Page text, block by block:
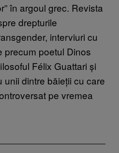
în argoul grec. Revista
drepturile
interviuri cu
precum poetul Dinos
Félix Guattari și
unii dintre băieții cu care
pe vremea